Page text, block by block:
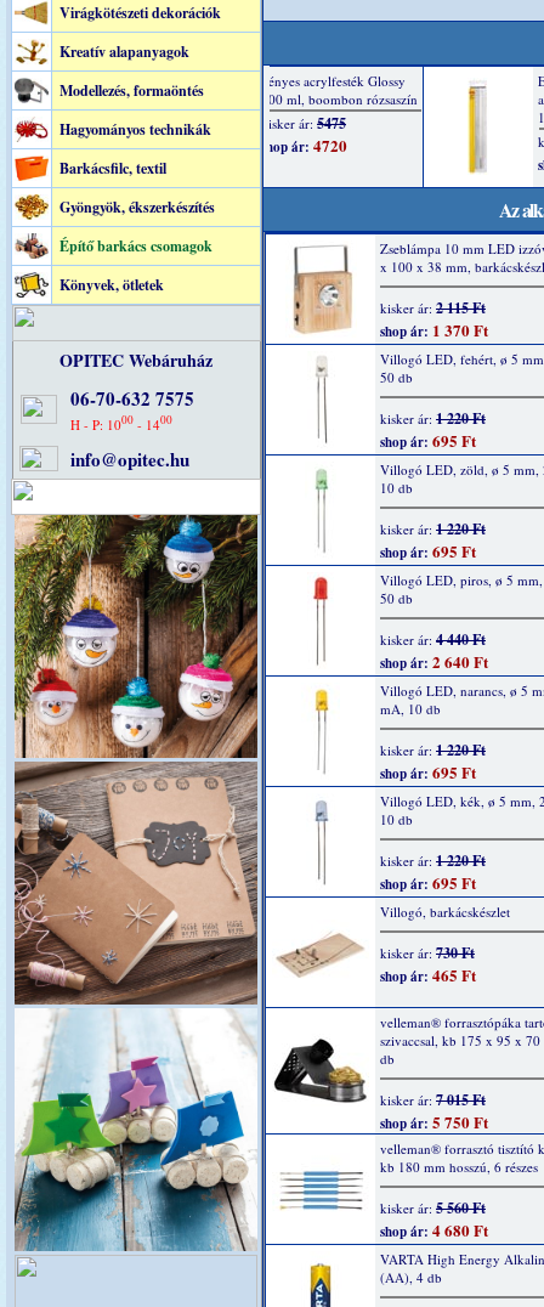
Virágkötészeti dekorációk
Kreatív alapanyagok
Modellezés, formaöntés
Hagyományos technikák
Barkácsfilc, textil
Gyöngyök, ékszerkészítés
Építő barkács csomagok
Könyvek, ötletek
OPITEC Webáruház
06-70-632 7575
H - P: 1000- 1400
info@opitec.hu
Az
Zseblámpa 10 mm LED
x 100 x 38 mm,
kisker ár: 2 115 Ft
shop ár: 1 370 Ft
Villogó LED, fehért, ø 5
50 db
kisker ár: 1 220 Ft
shop ár: 695 Ft
Villogó LED, zöld, ø 5 mm,
10 db
kisker ár: 1 220 Ft
shop ár: 695 Ft
Villogó LED, piros, ø 5
50 db
kisker ár: 4 440 Ft
shop ár: 2 640 Ft
Villogó LED, narancs, ø 5
mA, 10 db
kisker ár: 1 220 Ft
shop ár: 695 Ft
Villogó LED, kék, ø 5 mm,
10 db
kisker ár: 1 220 Ft
shop ár: 695 Ft
Villogó, barkácskészlet
kisker ár: 730 Ft
shop ár: 465 Ft
velleman® forrasztópáka
szivaccsal, kb 175 x 95 x
db
kisker ár: 7 015 Ft
shop ár: 5 750 Ft
velleman® forrasztó tisztító
kb 180 mm hosszú, 6 részes
kisker ár: 5 560 Ft
shop ár: 4 680 Ft
VARTA High Energy
(AA), 4 db